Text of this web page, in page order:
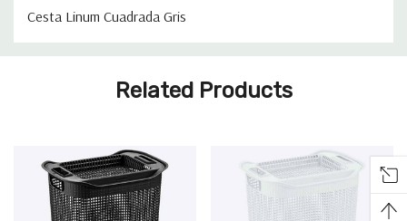
Cesta Linum Cuadrada Gris
Pestaña
personalizadaRelated Products
Acceso A Ofertas
Regístrate para recibir ofertas por email.
Email